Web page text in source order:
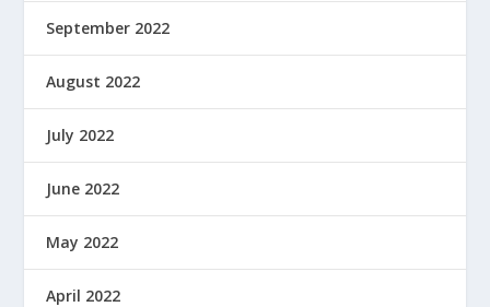
September 2022
August 2022
July 2022
June 2022
May 2022
April 2022